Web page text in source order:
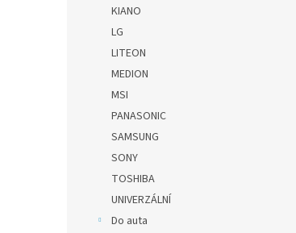
KIANO
LG
LITEON
MEDION
MSI
PANASONIC
SAMSUNG
SONY
TOSHIBA
UNIVERZÁLNÍ
Do auta